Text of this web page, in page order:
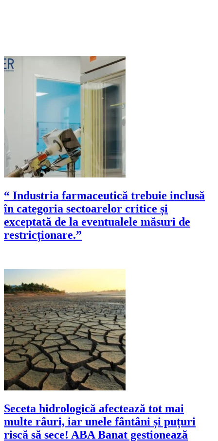
“ Industria farmaceutică trebuie inclusă
în categoria sectoarelor critice și
exceptată de la eventualele măsuri de
restricționare.”
Seceta hidrologică afectează tot mai
multe râuri, iar unele fântâni și puțuri
riscă să sece! ABA Banat gestionează